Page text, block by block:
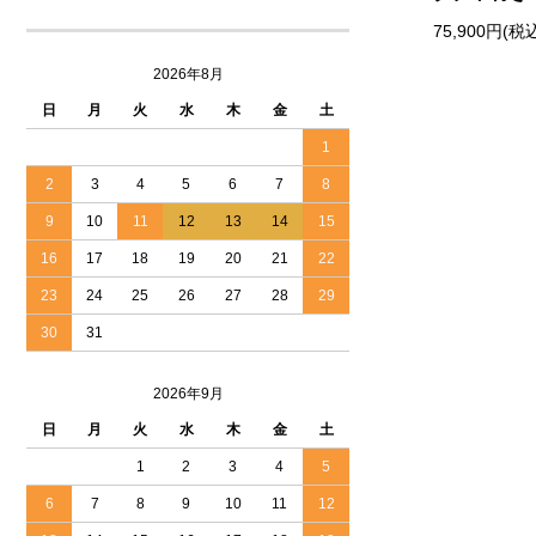
2026年8月
日 月 火 水 木 金 土
1
2 3 4 5 6 7 8
9 10 11 12 13 14 15
16 17 18 19 20 21 22
23 24 25 26 27 28 29
30 31
2026年9月
日 月 火 水 木 金 土
1 2 3 4 5
6 7 8 9 10 11 12
75,900円(税